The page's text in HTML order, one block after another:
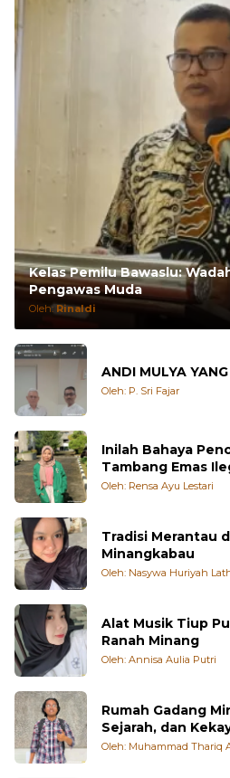
Kelas Pemilu Bawaslu:
Pengawas Muda
Oleh:Rinaldi
Oleh: P. Sri Fajar
Tambang Emas
Oleh: Rensa Ayu Lestari
Minangkabau
Oleh: Nasywa Huriyah
Ranah Minang
Oleh: Annisa Aulia Putri
Sejarah, dan
Oleh: Muhammad Thariq